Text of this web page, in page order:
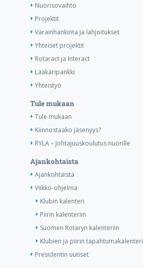
Nuorisovaihto
Projektit
Varainhankinta ja lahjoitukset
Yhteiset projektit
Rotaract ja Interact
Lääkäripankki
Yhteistyö
Tule mukaan
Tule mukaan
Kiinnostaako jäsenyys?
RYLA – Johtajuuskoulutus nuorille
Ajankohtaista
Ajankohtaista
Viikko-ohjelma
Klubin kalenteri
Piirin kalenteriin
Suomen Rotaryn kalenteriin
Klubien ja piirin tapahtumakalenteri
Presidentin uutiset